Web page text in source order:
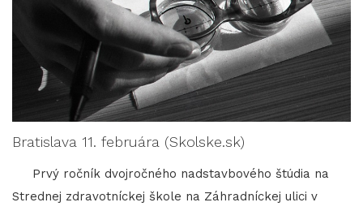
Bratislava 11. februára (Skolske.sk)
Prvý ročník dvojročného nadstavbového štúdia na
Strednej zdravotníckej škole na Záhradníckej ulici v